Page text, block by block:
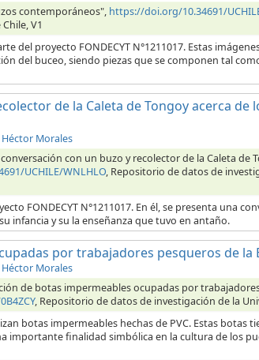
contemporáneos", https://doi.org/10.34691/
V1
del proyecto FONDECYT N°1211017. Estas
del buceo, siendo piezas que se componen tal
de la Caleta de Tongoy acerca de
Morales
con un buzo y recolector de la Caleta de
UCHILE/WNLHLO, Repositorio de datos de
FONDECYT N°1211017. En él, se presenta una
infancia y su la enseñanza que tuvo en antaño.
por trabajadores pesqueros de la
Morales
de botas impermeables ocupadas por
, Repositorio de datos de investigación de la
botas impermeables hechas de PVC. Estas botas
importante finalidad simbólica en la cultura de los